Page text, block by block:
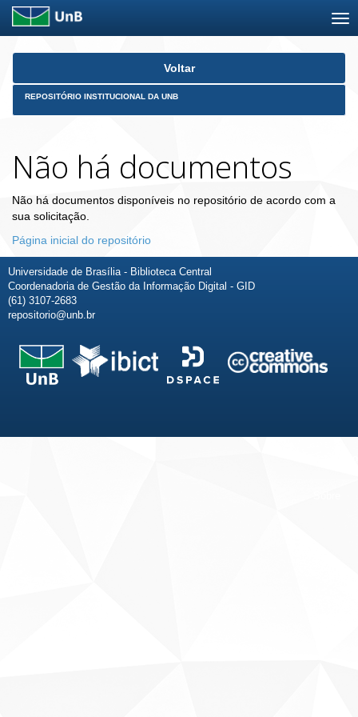
Skip
Voltar
REPOSITÓRIO INSTITUCIONAL DA UNB
Não há documentos
Não há documentos disponíveis no repositório de acordo com a
sua solicitação.
Página inicial do repositório
Universidade de Brasília - Biblioteca Central
Coordenadoria de Gestão da Informação Digital - GID
(61) 3107-2683
repositorio@unb.br